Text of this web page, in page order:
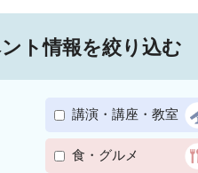
ト情報を絞り込む
講演・講座・教室
食・グルメ